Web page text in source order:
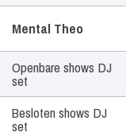
Mental Theo
Openbare shows DJ
set
Besloten shows DJ
set